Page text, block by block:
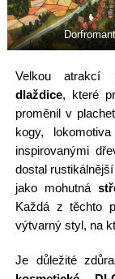
Velkou atrakcí
dlaždice, které
proměnil v
kogy,
inspirovanými
dostal
jako mohutná
Každá z těchto
výtvarný styl, na
Je důležité